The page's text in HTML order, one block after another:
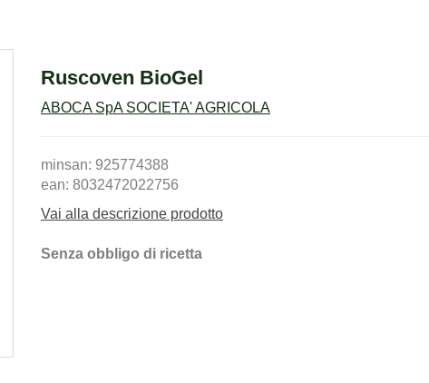
Ruscoven BioGel
ABOCA SpA SOCIETA' AGRICOLA
minsan: 925774388
ean: 8032472022756
Vai alla descrizione prodotto
Senza obbligo di ricetta